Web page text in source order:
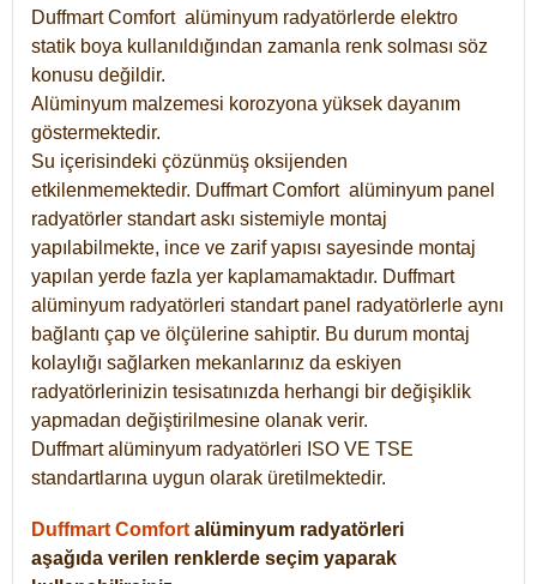
DuffmartComfort alüminyum radyatörlerde elektro
statik boya kullanıldığından zamanla renk solması söz
konusu değildir.
Alüminyum malzemesi korozyona yüksek dayanım
göstermektedir.
Su içerisindeki çözünmüş oksijenden
etkilenmemektedir. DuffmartComfort alüminyum panel
radyatörler standart askı sistemiyle montaj
yapılabilmekte, ince ve zarif yapısı sayesinde montaj
yapılan yerde fazla yer kaplamamaktadır. Duffmart
alüminyum radyatörleri standart panel radyatörlerle aynı
bağlantı çap ve ölçülerine sahiptir. Bu durum montaj
kolaylığı sağlarken mekanlarınız da eskiyen
radyatörlerinizin tesisatınızda herhangi bir değişiklik
yapmadan değiştirilmesine olanak verir.
Duffmart alüminyum radyatörleri ISO VE TSE
standartlarına uygun olarak üretilmektedir.
Duffmart Comfort alüminyum radyatörleri
aşağıda verilen renklerde seçim yaparak